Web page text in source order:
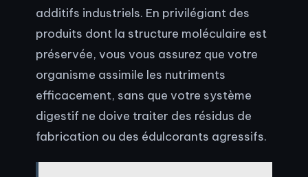
additifs industriels. En privilégiant des
produits dont la structure moléculaire est
préservée, vous vous assurez que votre
organisme assimile les nutriments
efficacement, sans que votre système
digestif ne doive traiter des résidus de
fabrication ou des édulcorants agressifs.